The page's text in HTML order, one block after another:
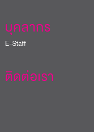
บุคลากร
E-Staff
ติดต่อเรา